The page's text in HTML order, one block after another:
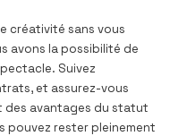
créativité sans vous
avons la possibilité de
Suivez
et assurez-vous
des avantages du statut
pouvez rester pleinement